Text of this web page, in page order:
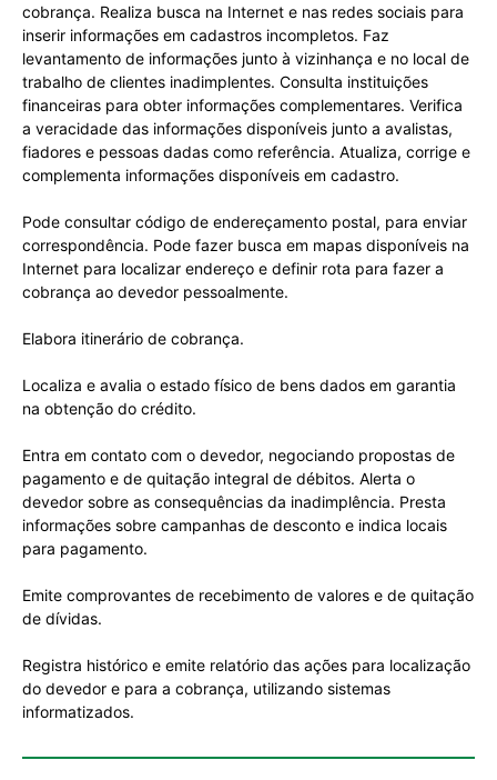
cobrança. Realiza busca na Internet e nas redes sociais para
inserir informações em cadastros incompletos. Faz
levantamento de informações junto à vizinhança e no local de
trabalho de clientes inadimplentes. Consulta instituições
financeiras para obter informações complementares. Verifica
a veracidade das informações disponíveis junto a avalistas,
fiadores e pessoas dadas como referência. Atualiza, corrige e
complementa informações disponíveis em cadastro.
Pode consultar código de endereçamento postal, para enviar
correspondência. Pode fazer busca em mapas disponíveis na
Internet para localizar endereço e definir rota para fazer a
cobrança ao devedor pessoalmente.
Elabora itinerário de cobrança.
Localiza e avalia o estado físico de bens dados em garantia
na obtenção do crédito.
Entra em contato com o devedor, negociando propostas de
pagamento e de quitação integral de débitos. Alerta o
devedor sobre as consequências da inadimplência. Presta
informações sobre campanhas de desconto e indica locais
para pagamento.
Emite comprovantes de recebimento de valores e de quitação
de dívidas.
Registra histórico e emite relatório das ações para localização
do devedor e para a cobrança, utilizando sistemas
informatizados.